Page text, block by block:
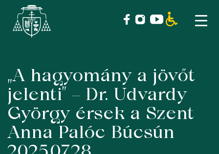
content
„A hagyomány a jövőt
jelenti” – Dr. Udvardy
György érsek a Szent
Anna Palóc Búcsún